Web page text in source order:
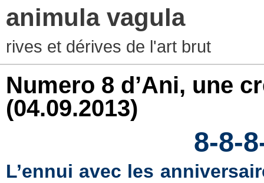
animula vagula
rives et dérives de l'art brut
Numero 8 d’Ani, une
(04.09.2013)
8-8-
L’ennui avec les